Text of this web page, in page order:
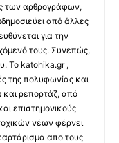
των αρθρογράφων,
από άλλες
για την
τους. Συνεπώς,
Το katohika.gr ,
της πολυφωνίας και
και ρεπορτάζ, από
επιστημονικούς
νέων φέρνει
απο τους